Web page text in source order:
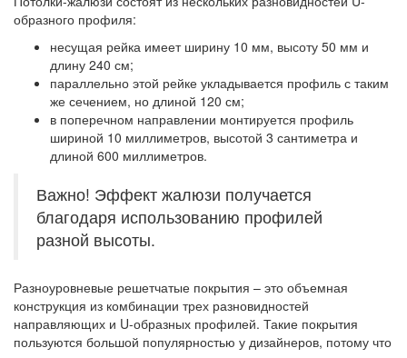
образного профиля:
несущая рейка имеет ширину 10 мм, высоту 50 мм и
длину 240 см;
параллельно этой рейке укладывается профиль с таким
же сечением, но длиной 120 см;
в поперечном направлении монтируется профиль
шириной 10 миллиметров, высотой 3 сантиметра и
длиной 600 миллиметров.
Важно! Эффект жалюзи получается
благодаря использованию профилей
разной высоты.
Разноуровневые решетчатые покрытия – это объемная
конструкция из комбинации трех разновидностей
направляющих и U-образных профилей. Такие покрытия
пользуются большой популярностью у дизайнеров, потому что